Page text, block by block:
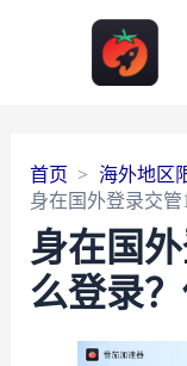
首页
海外地区
身在国外登录交
身在国
么登录